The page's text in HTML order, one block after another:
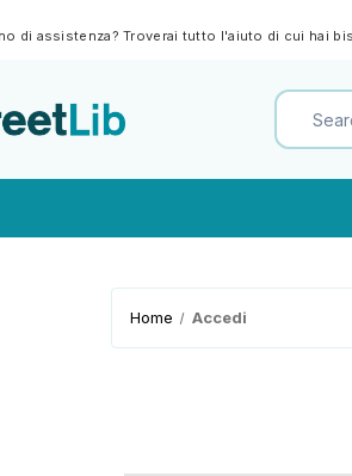
di assistenza? Troverai tutto l'aiuto di cui hai
Home Accedi